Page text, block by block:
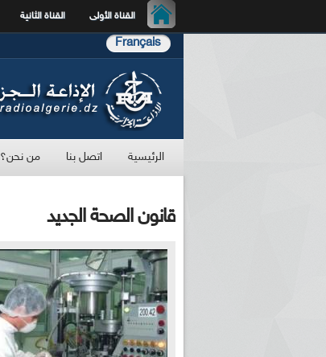
القناة الأولى القناة الثانية
Français
الرئيسية اتصل بنا من نحن؟
قانون الصحة الجديد